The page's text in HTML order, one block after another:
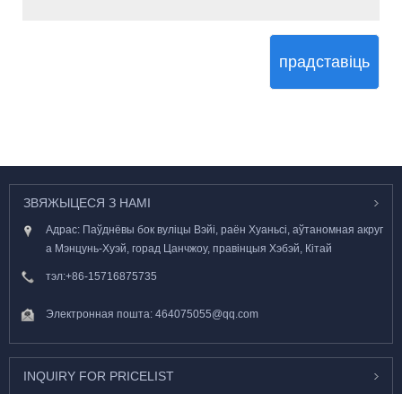
прадставіць
ЗВЯЖЫЦЕСЯ З НАМІ
Адрас: Паўднёвы бок вуліцы Вэйі, раён Хуаньсі, аўтаномная акруг
а Мэнцунь-Хуэй, горад Цанчжоу, правінцыя Хэбэй, Кітай
тэл:+86-15716875735
Электронная пошта: 464075055@qq.com
INQUIRY FOR PRICELIST